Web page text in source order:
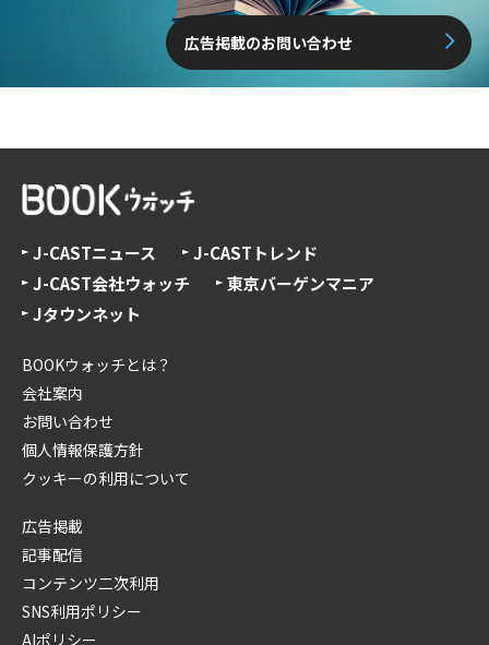
広告掲載のお問い合わせ
J-CASTニュース
J-CASTトレンド
J-CAST会社ウォッチ
東京バーゲンマニア
Jタウンネット
BOOKウォッチとは？
会社案内
お問い合わせ
個人情報保護方針
クッキーの利用について
広告掲載
記事配信
コンテンツ二次利用
SNS利用ポリシー
AIポリシー